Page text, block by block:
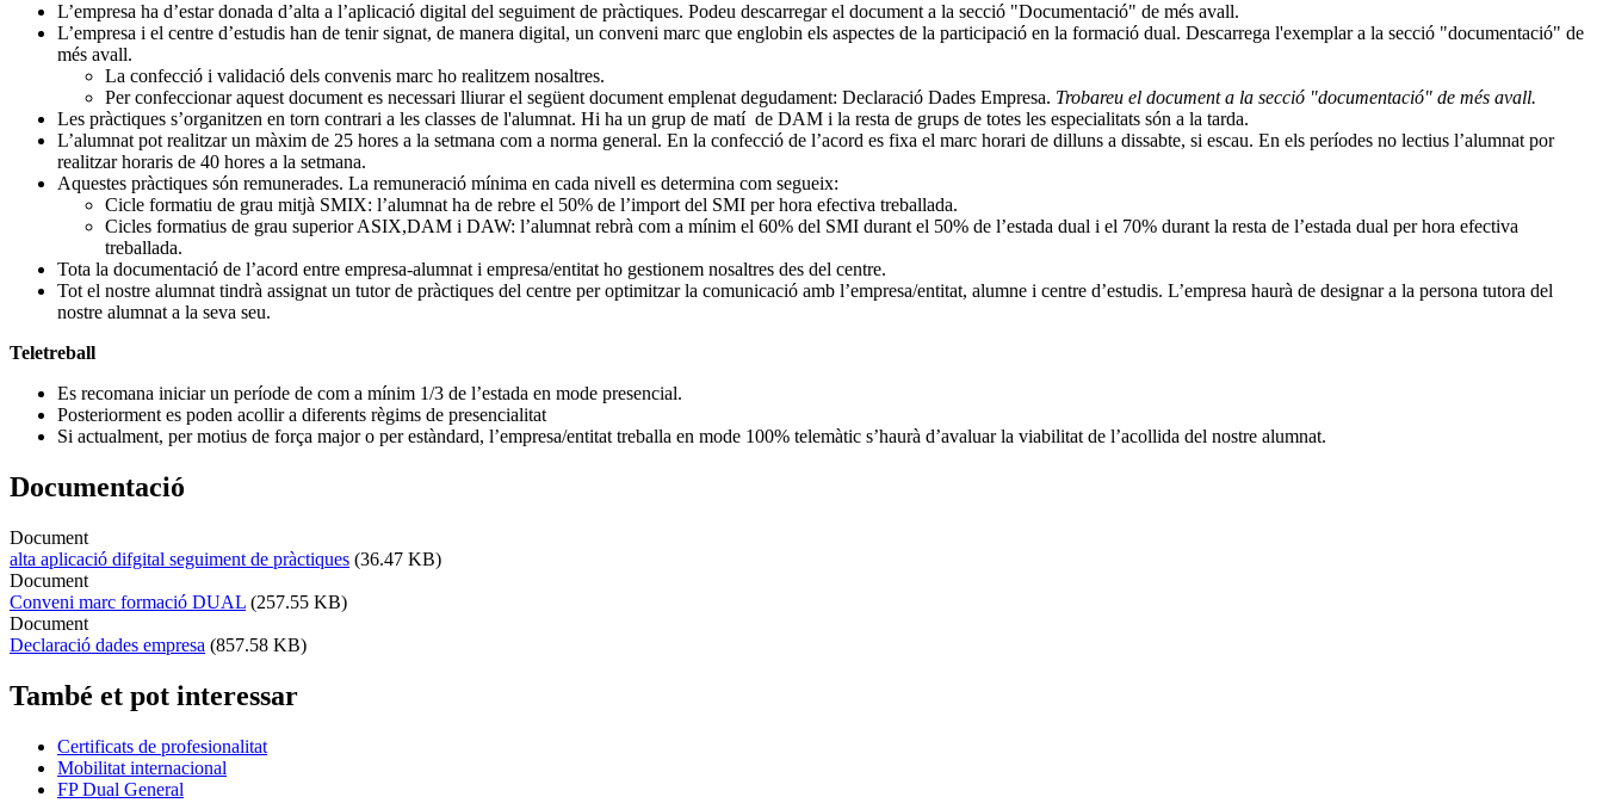
L’empresa ha d’estar donada d’alta a l’aplicació digital del seguiment de pràctiques. Podeu descarregar el document a la secció "Documentació" de més avall.
L’empresa i el centre d’estudis han de tenir signat, de manera digital, un conveni marc que englobin els aspectes de la participació en la formació dual. Descarrega l'exemplar a la secció "documentació" de
més avall.
La confecció i validació dels convenis marc ho realitzem nosaltres.
Per confeccionar aquest document es necessari lliurar el següent document emplenat degudament: Declaració Dades Empresa. Trobareu el document a la secció "documentació" de més avall.
Les pràctiques s’organitzen en torn contrari a les classes de l'alumnat. Hi ha un grup de matí de DAM i la resta de grups de totes les especialitats són a la tarda.
L’alumnat pot realitzar un màxim de 25 hores a la setmana com a norma general. En la confecció de l’acord es fixa el marc horari de dilluns a dissabte, si escau. En els períodes no lectius l’alumnat por
realitzar horaris de 40 hores a la setmana.
Aquestes pràctiques són remunerades. La remuneració mínima en cada nivell es determina com segueix:
Cicle formatiu de grau mitjà SMIX: l’alumnat ha de rebre el 50% de l’import del SMI per hora efectiva treballada.
Cicles formatius de grau superior ASIX,DAM i DAW: l’alumnat rebrà com a mínim el 60% del SMI durant el 50% de l’estada dual i el 70% durant la resta de l’estada dual per hora efectiva
treballada.
Tota la documentació de l’acord entre empresa-alumnat i empresa/entitat ho gestionem nosaltres des del centre.
Tot el nostre alumnat tindrà assignat un tutor de pràctiques del centre per optimitzar la comunicació amb l’empresa/entitat, alumne i centre d’estudis. L’empresa haurà de designar a la persona tutora del
nostre alumnat a la seva seu.
Teletreball
Es recomana iniciar un període de com a mínim 1/3 de l’estada en mode presencial.
Posteriorment es poden acollir a diferents règims de presencialitat
Si actualment, per motius de força major o per estàndard, l’empresa/entitat treballa en mode 100% telemàtic s’haurà d’avaluar la viabilitat de l’acollida del nostre alumnat.
Documentació
Document
alta aplicació difgital seguiment de pràctiques (36.47 KB)
Document
Conveni marc formació DUAL (257.55 KB)
Document
Declaració dades empresa (857.58 KB)
També et pot interessar
Certificats de profesionalitat
Mobilitat internacional
FP Dual General